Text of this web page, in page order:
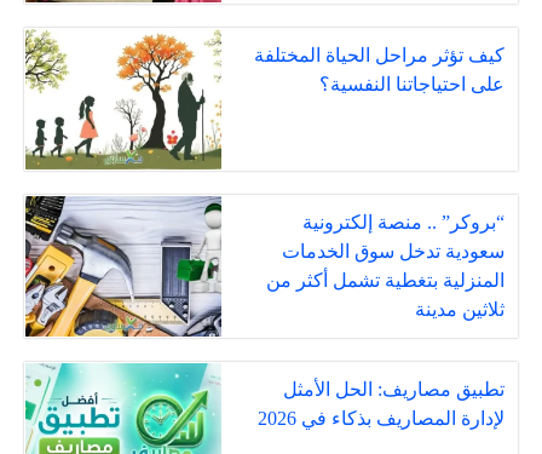
كيف تؤثر مراحل الحياة المختلفة
على احتياجاتنا النفسية؟
“بروكر” .. منصة إلكترونية
سعودية تدخل سوق الخدمات
المنزلية بتغطية تشمل أكثر من
ثلاثين مدينة
تطبيق مصاريف: الحل الأمثل
لإدارة المصاريف بذكاء في 2026